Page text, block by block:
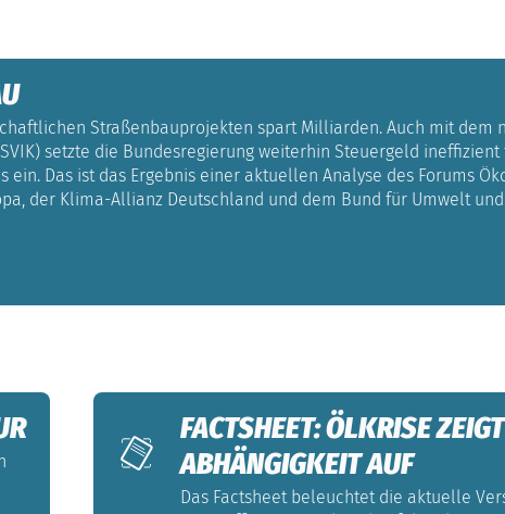
Straßenbauprojekten spart Milliarden. Auch mit dem
setzte die Bundesregierung weiterhin Steuergeld ineffizient
Das ist das Ergebnis einer aktuellen Analyse des Forums
der Klima-Allianz Deutschland und dem Bund für Umwelt
FACTSHEET: ÖLKRISE
ABHÄNGIGKEIT AUF
Das Factsheet beleuchtet die aktuelle